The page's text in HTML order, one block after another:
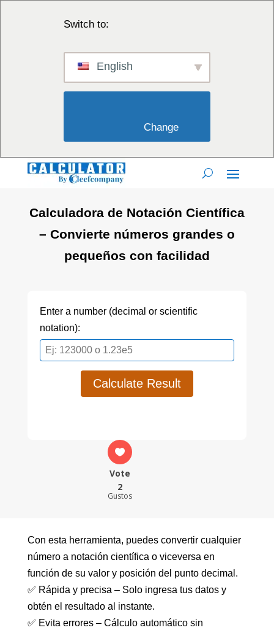
Switch to:
English
Calculadora de Notación Científica
– Convierte números grandes o
pequeños con facilidad
Enter a number (decimal or scientific
notation):
Calculate Result
Vote
2
Gustos
Con esta herramienta, puedes convertir cualquier
número a notación científica o viceversa en
función de su valor y posición del punto decimal.
✅ Rápida y precisa – Solo ingresa tus datos y
obtén el resultado al instante.
✅ Evita errores – Cálculo automático sin